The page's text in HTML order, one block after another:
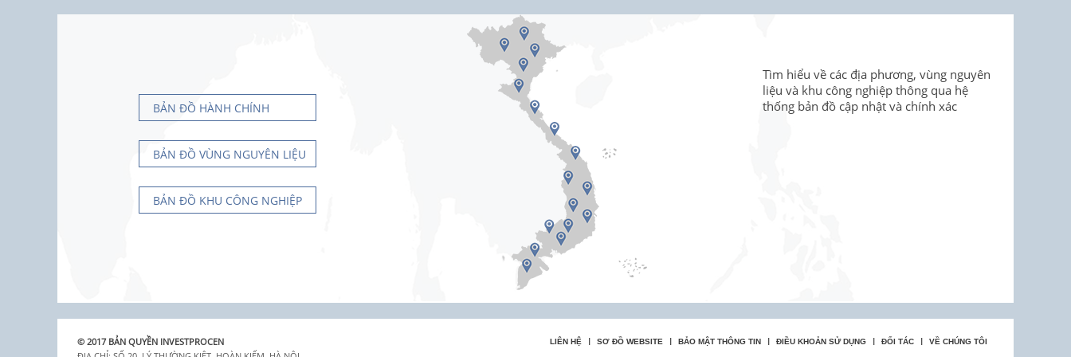
BẢN ĐỒ HÀNH CHÍNH
BẢN ĐỒ VÙNG NGUYÊN LIỆU
BẢN ĐỒ KHU CÔNG NGHIỆP
Tìm hiểu về các địa phương, vùng nguyên
liệu và khu công nghiệp thông qua hệ
thống bản đồ cập nhật và chính xác
© 2017 BẢN QUYỀN INVESTPROCEN
LIÊN HỆ SƠ ĐỒ WEBSITE BẢO MẬT THÔNG TIN ĐIỀU KHOẢN SỬ DỤNG ĐỐI TÁC VỀ CHÚNG TÔI